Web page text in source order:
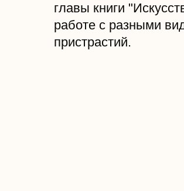
главы книги
работе с разными
пристрастий.